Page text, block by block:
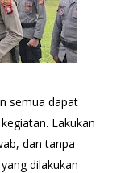
semua dapat
Lakukan
dan tanpa
dilakukan